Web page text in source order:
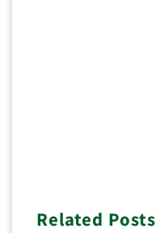
Related Posts